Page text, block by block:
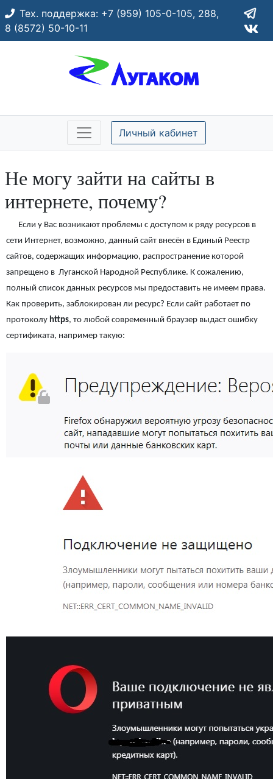
Тех. поддержка: +7 (959) 105-0-105, 288,
8 (8572) 50-10-11
Личный кабинет
Не могу зайти на сайты в
интернете, почему?
Если у Вас возникают проблемы с доступом к ряду ресурсов в
сети Интернет, возможно, данный сайт внесён в Единый Реестр
сайтов, содержащих информацию, распространение которой
запрещено в Луганской Народной Республике. К сожалению,
полный список данных ресурсов мы предоставить не имеем права.
Как проверить, заблокирован ли ресурс? Если сайт работает по
протоколу https, то любой современный браузер выдаст ошибку
сертификата, например такую: